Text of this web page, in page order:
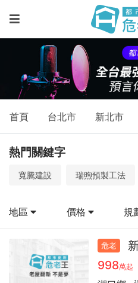
物
件
售
屋、
新
成
屋、
物
件
首頁 台北市 新北市
熱門關鍵字
寬騰建設 瑞煦預製工法
地區 價格 規
危老
998萬起